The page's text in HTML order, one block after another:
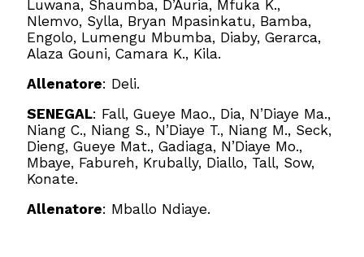
Luwana, Shaumba, D’Auria, Mfuka K.,
Nlemvo, Sylla, Bryan Mpasinkatu, Bamba,
Engolo, Lumengu Mbumba, Diaby, Gerarca,
Alaza Gouni, Camara K., Kila.
Allenatore: Deli.
SENEGAL: Fall, Gueye Mao., Dia, N’Diaye Ma.,
Niang C., Niang S., N’Diaye T., Niang M., Seck,
Dieng, Gueye Mat., Gadiaga, N’Diaye Mo.,
Mbaye, Fabureh, Krubally, Diallo, Tall, Sow,
Konate.
Allenatore: Mballo Ndiaye.